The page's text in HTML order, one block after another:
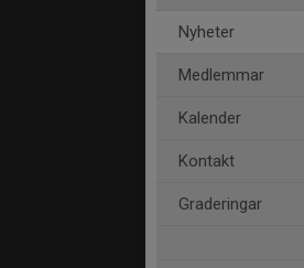
Nyheter
Medlemmar
Kalender
Kontakt
Graderingar